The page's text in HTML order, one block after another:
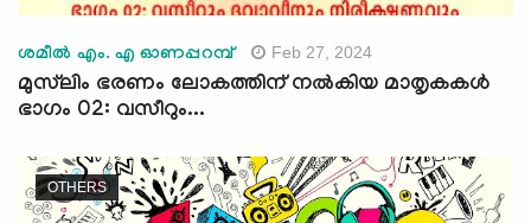
ശമീല്‍ എം. എ ഓണപ്പറമ്പ് Feb 27, 2024
മുസ്‍ലിം ഭരണം ലോകത്തിന് നല്‍കിയ മാതൃകകള്‍
ഭാഗം 02: വസീറും...
OTHERS